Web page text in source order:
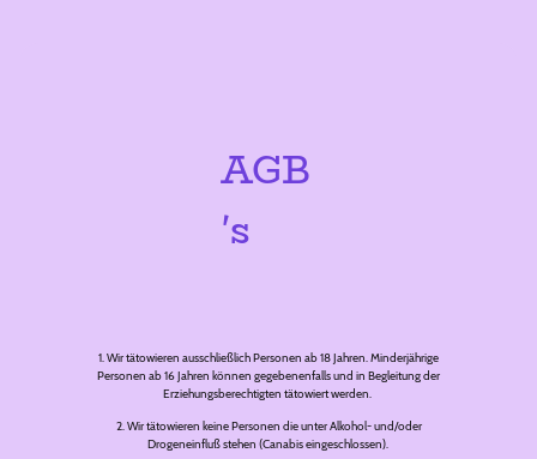
AGB
's
1. Wir tätowieren ausschließlich Personen ab 18 Jahren. Minderjährige
Personen ab 16 Jahren können gegebenenfalls und in Begleitung der
Erziehungsberechtigten tätowiert werden.
2. Wir tätowieren keine Personen die unter Alkohol- und/oder
Drogeneinfluß stehen (Canabis eingeschlossen).